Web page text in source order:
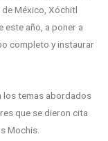
México, Xóchitl
este año, a poner a
completo y instaurar
los temas abordados
que se dieron cita
Mochis.